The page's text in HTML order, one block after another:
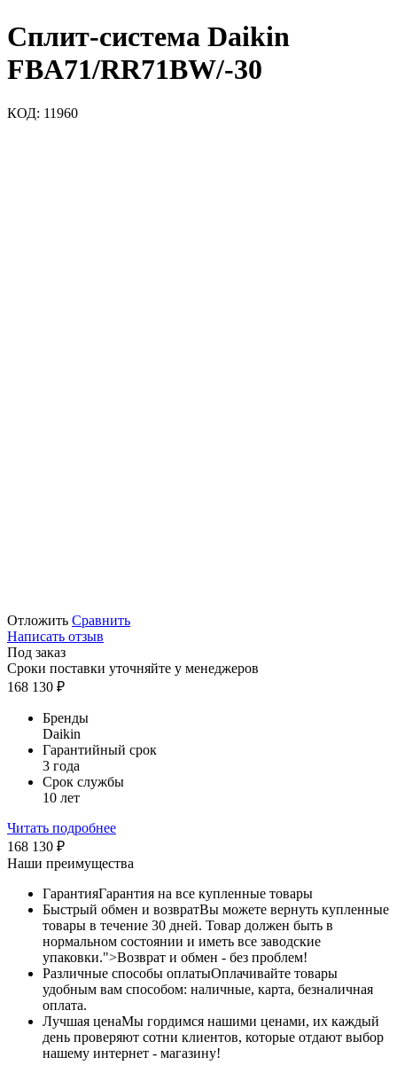
Сплит-система Daikin
FBA71/RR71BW/-30
КОД: 11960
Отложить Сравнить
Написать отзыв
Под заказ
Сроки поставки уточняйте у менеджеров
168 130 ₽
Бренды
Daikin
Гарантийный срок
3 года
Срок службы
10 лет
Читать подробнее
168 130 ₽
Наши преимущества
ГарантияГарантия на все купленные товары
Быстрый обмен и возвратВы можете вернуть купленные
товары в течение 30 дней. Товар должен быть в
нормальном состоянии и иметь все заводские
упаковки.">Возврат и обмен - без проблем!
Различные способы оплатыОплачивайте товары
удобным вам способом: наличные, карта, безналичная
оплата.
Лучшая ценаМы гордимся нашими ценами, их каждый
день проверяют сотни клиентов, которые отдают выбор
нашему интернет - магазину!